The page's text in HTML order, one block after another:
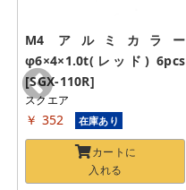
M4 アルミカラー
φ6×4×1.0t(レッド) 6pcs
[SGX-110R]
スクエア
￥ 352 在庫あり
カートに
入れる